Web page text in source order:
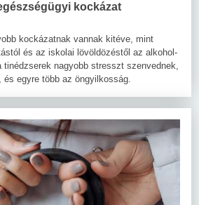
kockázat
kockázatnak vannak kitéve, mint
és az iskolai lövöldözéstől az alkohol-
nagyobb stresszt szenvednek,
és egyre több az öngyilkosság.